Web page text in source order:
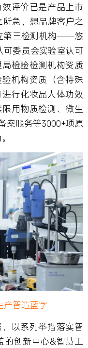
评价已是产品上市
急，想品牌客户之
第三检测机构——悠
可委员会实验室认可
检验检测机构资质
机构资质（含特殊
行化妆品人体功效
用物质检测、微生
案服务等3000+项原
产智造蓝字
以系列举措落实智
的创新中心&智慧工